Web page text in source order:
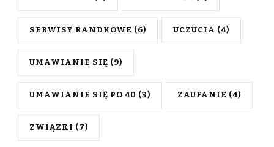
SERWISY RANDKOWE (6) UCZUCIA (4)
UMAWIANIE SIĘ (9)
UMAWIANIE SIĘ PO 40 (3) ZAUFANIE (4)
ZWIĄZKI (7)